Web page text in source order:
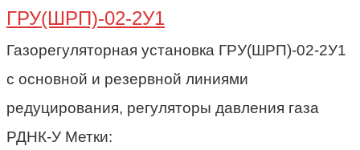
ГРУ(ШРП)-02-2У1
Газорегуляторная установка ГРУ(ШРП)-02-2У1
с основной и резервной линиями
редуцирования, регуляторы давления газа
РДНК-У Метки: